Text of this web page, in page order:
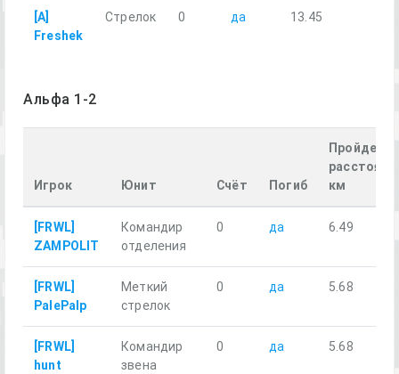
[A]
Freshek
Стрелок 0 да 13.45
Альфа 1-2
Игрок Юнит Счёт Погиб
км
[FRWL]
ZAMPOLIT
Командир
отделения
0 да 6.49
[FRWL]
PalePalp
Меткий
стрелок
0 да 5.68
[FRWL]
hunt
Командир
звена
0 да 5.68